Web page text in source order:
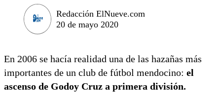
Redacción ElNueve.com
20 de mayo 2020
En 2006 se hacía realidad una de las hazañas más
importantes de un club de fútbol mendocino: el
ascenso de Godoy Cruz a primera división.